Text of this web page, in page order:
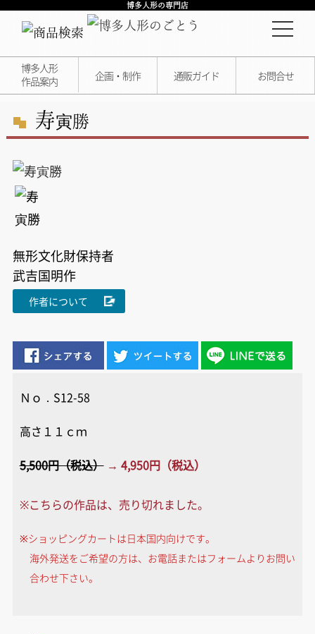
博多人形の専門店
博多人形
作品案内
企画・制作 通販ガイド お問合せ
寿寅勝
無形文化財保持者
武吉国明作
作者について
Ｎｏ．S12-58
高さ１１ｃｍ
5,500円（税込）→ 4,950円（税込）
※こちらの作品は、売り切れました。
※ショッピングカートは日本国内向けです。
海外発送をご希望の方は、お電話またはフォームよりお問い
合わせ下さい。